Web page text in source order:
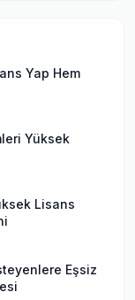
Yap Hem
Yüksek
Lisans
Eşsiz